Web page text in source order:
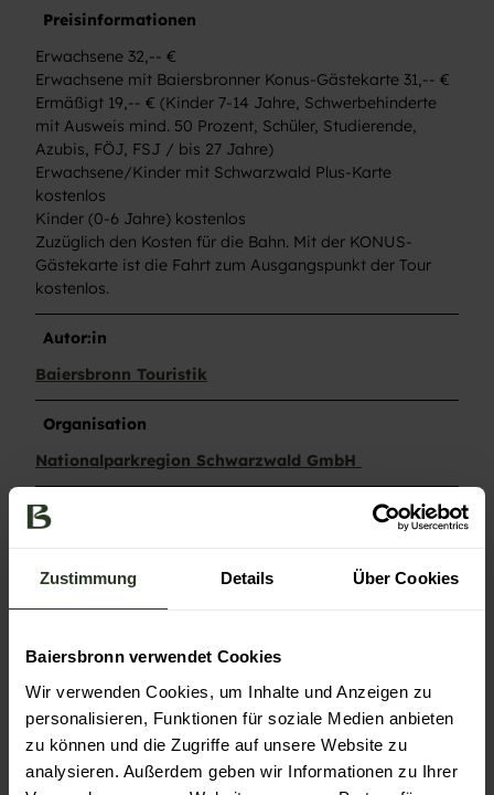
Zustimmung Details Über Cookies
Baiersbronn verwendet Cookies
Wir verwenden Cookies, um Inhalte und Anzeigen zu
personalisieren, Funktionen für soziale Medien anbieten
zu können und die Zugriffe auf unsere Website zu
analysieren. Außerdem geben wir Informationen zu Ihrer
Preisinformationen
Erwachsene 32,-- €
Erwachsene mit Baiersbronner Konus-Gästekarte 31,-- €
Ermäßigt 19,-- € (Kinder 7-14 Jahre, Schwerbehinderte
mit Ausweis mind. 50 Prozent, Schüler, Studierende,
Azubis, FÖJ, FSJ / bis 27 Jahre)
Erwachsene/Kinder mit Schwarzwald Plus-Karte
kostenlos
Kinder (0-6 Jahre) kostenlos
Zuzüglich den Kosten für die Bahn. Mit der KONUS-
Gästekarte ist die Fahrt zum Ausgangspunkt der Tour
kostenlos.
Autor:in
Baiersbronn Touristik
Organisation
Nationalparkregion Schwarzwald GmbH
Lizenz (Stammdaten)
Unsere Empfehlung